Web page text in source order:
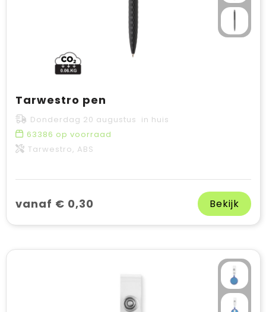
Tarwestro pen
Donderdag 20 augustus in huis
63386 op voorraad
Tarwestro, ABS
vanaf € 0,30 Bekijk